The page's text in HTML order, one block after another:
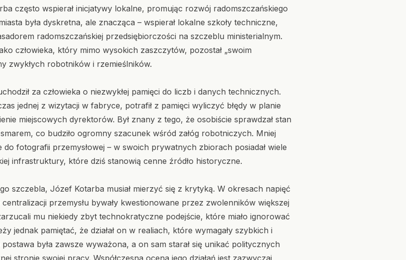
często wspierał inicjatywy lokalne, promując rozwój radomszczańskiego
była dyskretna, ale znacząca – wspierał lokalne szkoły techniczne,
radomszczańskiej przedsiębiorczości na szczeblu ministerialnym.
człowieka, który mimo wysokich zaszczytów, pozostał „swoim
zwykłych robotników i rzemieślników.
za człowieka o niezwykłej pamięci do liczb i danych technicznych.
jednej z wizytacji w fabryce, potrafił z pamięci wyliczyć błędy w planie
miejscowych dyrektorów. Był znany z tego, że osobiście sprawdzał stan
co budziło ogromny szacunek wśród załóg robotniczych. Mniej
do fotografii przemysłowej – w swoich prywatnych zbiorach posiadał wiele
infrastruktury, które dziś stanowią cenne źródło historyczne.
szczebla, Józef Kotarba musiał mierzyć się z krytyką. W okresach napięć
przemysłu bywały kwestionowane przez zwolenników większej
mu niekiedy zbyt technokratyczne podejście, które miało ignorować
jednak pamiętać, że działał on w realiach, które wymagały szybkich i
była zawsze wyważona, a on sam starał się unikać politycznych
stronie swojej pracy. Współczesna ocena jego działań jest zazwyczaj